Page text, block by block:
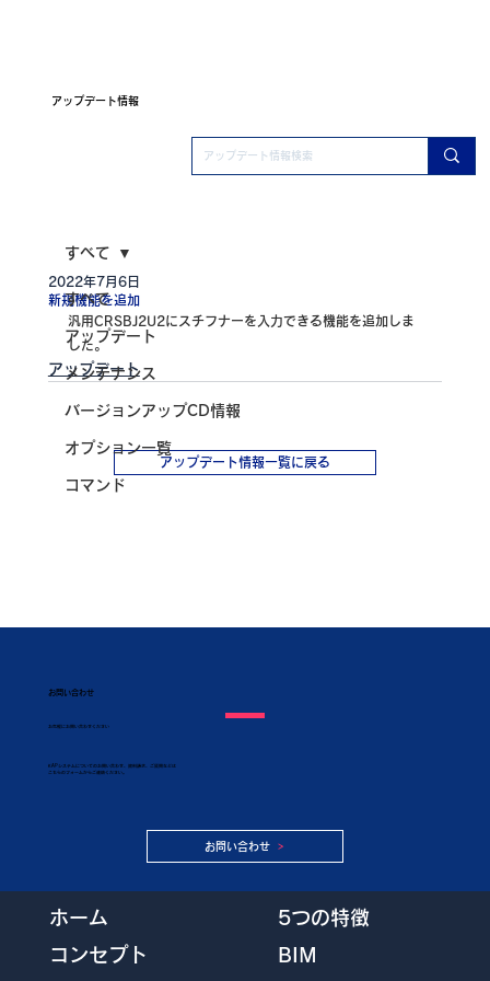
アップデート情報
アップデート情報一覧に戻る
お問い合わせ
​お気軽にお問い合わせください
お問い合わせ
KAPシステムについてのお問い合わせ、資料請求、ご質問などは
こちらのフォームからご連絡ください。
すべて
アップデート
メンテナンス
バージョンアップCD情報
オプション一覧
コマンド
すべて
新規機能を追加
2022年7月6日
汎用CRSBJ2U2にスチフナーを入力できる機能を追加しま
した。
アップデート
ホーム
コンセプト
5つの特徴
BIM